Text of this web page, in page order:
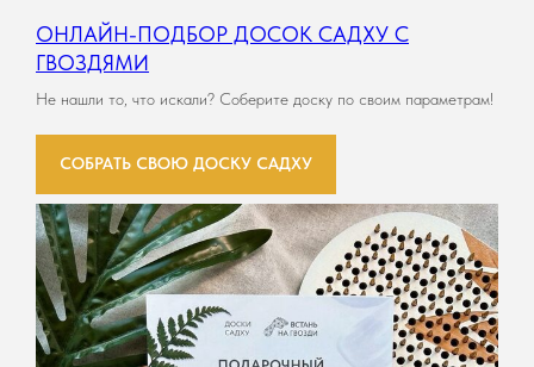
ОНЛАЙН-ПОДБОР ДОСОК САДХУ С
ГВОЗДЯМИ
Не нашли то, что искали? Соберите доску по своим параметрам!
СОБРАТЬ СВОЮ ДОСКУ САДХУ